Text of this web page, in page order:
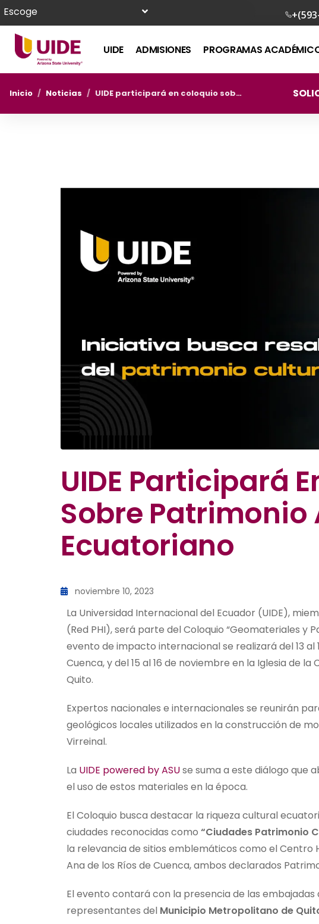
Escoge
UIDE ADMISIONES PROGRAMAS
Inicio / Noticias / UIDE participará en coloquio sobre patrimonio arquitectónico ecuatoriano
UIDE Participará
Sobre
Ecuatoriano
noviembre 10, 2023
La Universidad Internacional del Ecuador (UIDE),
(Red PHI), será parte del Coloquio “Geomateriales y
evento de impacto internacional se realizará del 13
Cuenca, y del 15 al 16 de noviembre en la Iglesia de
Quito.
Expertos nacionales e internacionales se reunirán
geológicos locales utilizados en la construcción de
Virreinal.
La UIDE powered by ASUse suma a este diálogo que
el uso de estos materiales en la época.
El Coloquio busca destacar la riqueza cultural
ciudades reconocidas como “Ciudades Patrimonio
la relevancia de sitios emblemáticos como el Centro
Ana de los Ríos de Cuenca, ambos declarados
El evento contará con la presencia de las embajadas
representantes del Municipio Metropolitano de